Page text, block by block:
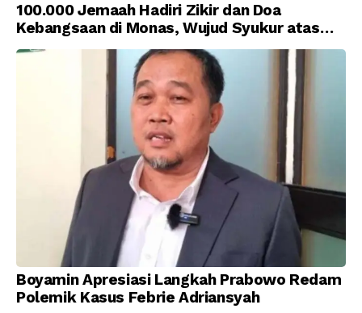
100.000 Jemaah Hadiri Zikir dan Doa
Kebangsaan di Monas, Wujud Syukur atas
Kemerdekaan Indonesia
Boyamin Apresiasi Langkah Prabowo Redam
Polemik Kasus Febrie Adriansyah